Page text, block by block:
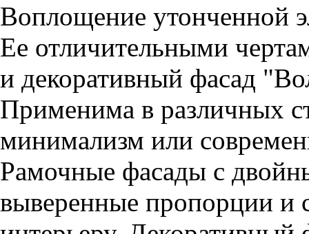
Воплощение утонченной
Ее отличительными
и декоративный фасад
Применима в различных
минимализм или
Рамочные фасады с
выверенные пропорции и